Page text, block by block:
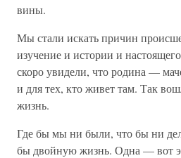
вины.
Мы стали искать причин
изучение и истории и
скоро увидели, что родина —
и для тех, кто живет там. Так
жизнь.
Где бы мы ни были, что бы ни
бы двойную жизнь. Одна — вот